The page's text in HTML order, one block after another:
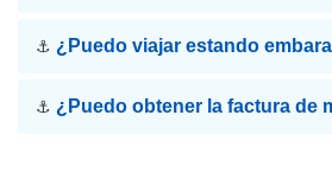
⚓ ¿Puedo viajar estando
⚓ ¿Puedo obtener la factura de